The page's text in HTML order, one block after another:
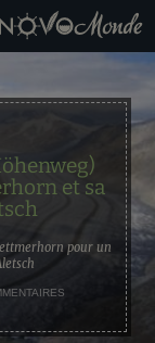
et sa
pour un